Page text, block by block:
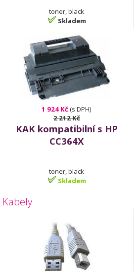
toner, black
Skladem
1 924 Kč(s DPH)
2 212 Kč
KAK kompatibilní s HP
CC364X
toner, black
Skladem
Kabely